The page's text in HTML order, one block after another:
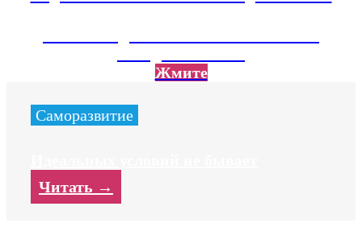
Жмите
Саморазвитие
Читать →